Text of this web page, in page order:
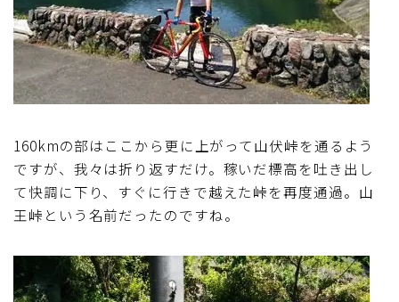
160kmの部はここから更に上がって山伏峠を通るよう
ですが、我々は折り返すだけ。稼いだ標高を吐き出し
て快調に下り、すぐに行きで越えた峠を再度通過。山
王峠という名前だったのですね。